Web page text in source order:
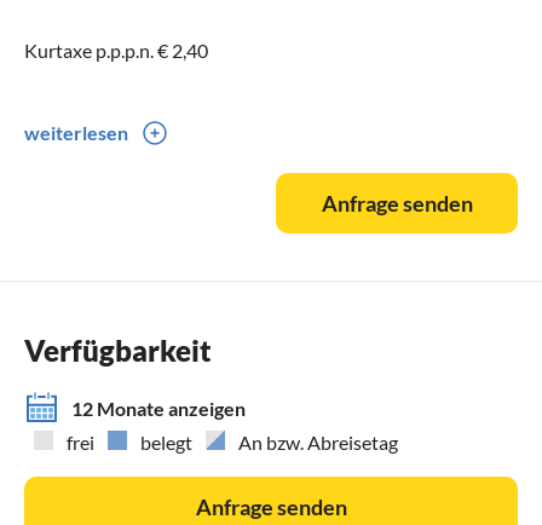
Kurtaxe p.p.p.n. € 2,40
Wir vermieten wir von Samstag bis Samstag
weiterlesen
Anfrage senden
Verfügbarkeit
12 Monate anzeigen
frei
belegt An bzw. Abreisetag
Anfrage senden